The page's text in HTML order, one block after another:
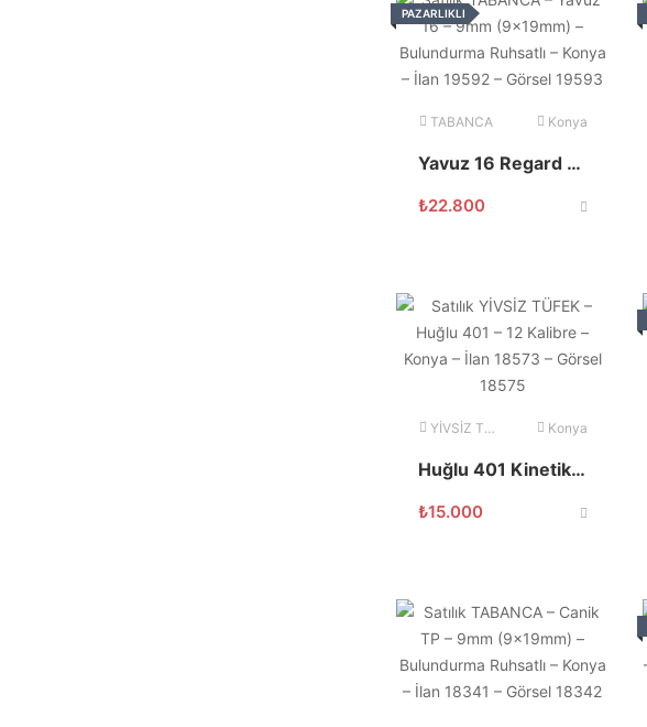
PAZARLIKLI
TABANCA Konya
Yavuz 16 Regard Siyah
₺22.800
YİVSİZ TÜFEK Konya
Huğlu 401 Kinetik 12 Kalibre 71 Namlu
₺15.000